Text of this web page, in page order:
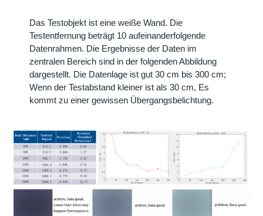
Das Testobjekt ist eine weiße Wand. Die
Testentfernung beträgt 10 aufeinanderfolgende
Datenrahmen. Die Ergebnisse der Daten im
zentralen Bereich sind in der folgenden Abbildung
dargestellt. Die Datenlage ist gut 30 cm bis 300 cm;
Wenn der Testabstand kleiner ist als 30 cm, Es
kommt zu einer gewissen Übergangsbelichtung.